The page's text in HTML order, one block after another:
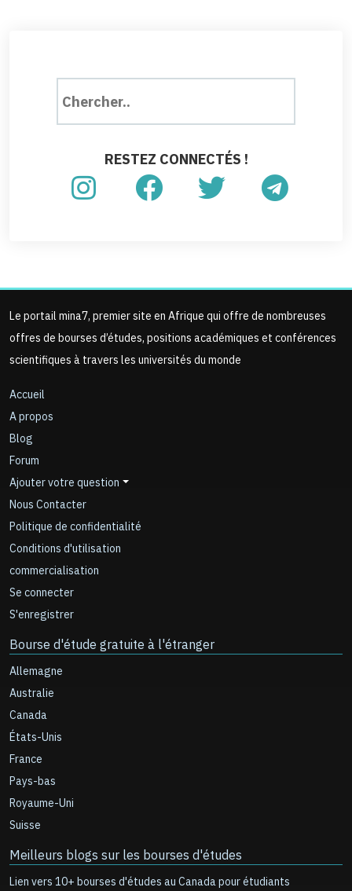
RESTEZ CONNECTÉS !
Le portail mina7, premier site en Afrique qui offre de nombreuses
offres de bourses d’études, positions académiques et conférences
scientifiques à travers les universités du monde
Accueil
A propos
Blog
Forum
Ajouter votre question
Nous Contacter
Politique de confidentialité
Conditions d'utilisation
commercialisation
Se connecter
S'enregistrer
Bourse d'étude gratuite à l'étranger
Allemagne
Australie
Canada
États-Unis
France
Pays-bas
Royaume-Uni
Suisse
Meilleurs blogs sur les bourses d'études
Lien vers 10+ bourses d'études au Canada pour étudiants